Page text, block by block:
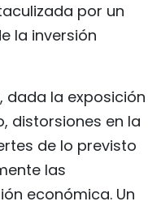
por un
la inversión
dada la exposición
distorsiones en la
de lo previsto
las
económica. Un